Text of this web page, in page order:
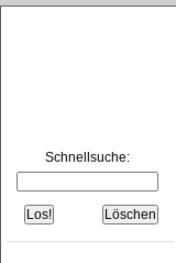
Schnellsuche: